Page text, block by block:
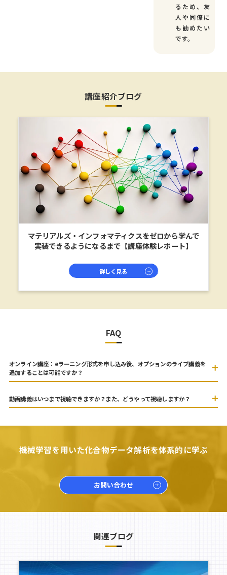
るため、友
人や同僚に
も勧めたい
です。
講座紹介ブログ
マテリアルズ・インフォマティクスをゼロから学んで
実装できるようになるまで【講座体験レポート】
詳しく見る
FAQ
オンライン講座：eラーニング形式を申し込み後、オプションのライブ講義を
追加することは可能ですか？
動画講義はいつまで視聴できますか？また、どうやって視聴しますか？
機械学習を用いた化合物データ解析を体系的に学ぶ
お問い合わせ
関連ブログ